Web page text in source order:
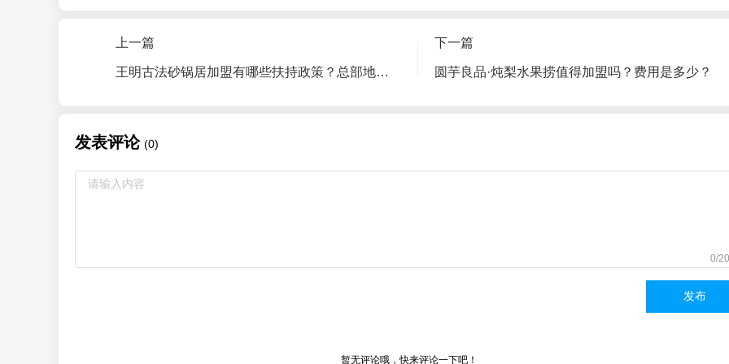
上一篇
王明古法砂锅居加盟有哪些扶持政策？总部地址在哪里？
下一篇
圆芋良品·炖梨水果捞值得加盟吗？费用是多少？
发表评论 (0)
0/
发布
暂无评论哦，快来评论一下吧！